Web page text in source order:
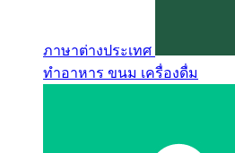
ภาษาต่างประเทศ
ทำอาหาร ขนม เครื่องดื่ม